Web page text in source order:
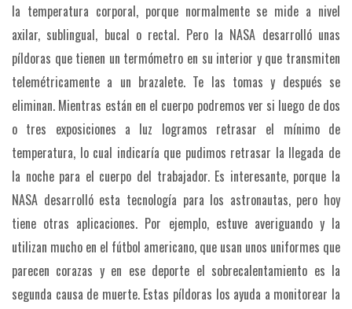
la temperatura corporal, porque normalmente se mide a nivel
axilar, sublingual, bucal o rectal. Pero la NASA desarrolló unas
píldoras que tienen un termómetro en su interior y que transmiten
telemétricamente a un brazalete. Te las tomas y después se
eliminan. Mientras están en el cuerpo podremos ver si luego de dos
o tres exposiciones a luz logramos retrasar el mínimo de
temperatura, lo cual indicaría que pudimos retrasar la llegada de
la noche para el cuerpo del trabajador. Es interesante, porque la
NASA desarrolló esta tecnología para los astronautas, pero hoy
tiene otras aplicaciones. Por ejemplo, estuve averiguando y la
utilizan mucho en el fútbol americano, que usan unos uniformes que
parecen corazas y en ese deporte el sobrecalentamiento es la
segunda causa de muerte. Estas píldoras los ayuda a monitorear la